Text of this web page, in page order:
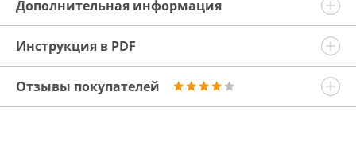
Дополнительная информация
Инструкция в PDF
Отзывы покупателей